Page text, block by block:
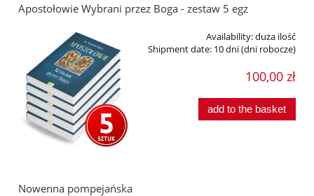
Apostołowie Wybrani przez Boga - zestaw 5 egz
Availability:duża ilość
Shipment date: 10 dni (dni robocze)
100,00 zł
add to the basket
Nowenna pompejańska